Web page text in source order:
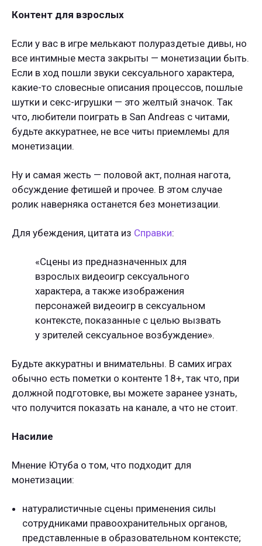
Контент для взрослых
Если у вас в игре мелькают полураздетые дивы, но
все интимные места закрыты — монетизации быть.
Если в ход пошли звуки сексуального характера,
какие-то словесные описания процессов, пошлые
шутки и секс-игрушки — это желтый значок. Так
что, любители поиграть в San Andreas с читами,
будьте аккуратнее, не все читы приемлемы для
монетизации.
Ну и самая жесть — половой акт, полная нагота,
обсуждение фетишей и прочее. В этом случае
ролик наверняка останется без монетизации.
Для убеждения, цитата из Справки:
«Сцены из предназначенных для
взрослых видеоигр сексуального
характера, а также изображения
персонажей видеоигр в сексуальном
контексте, показанные с целью вызвать
у зрителей сексуальное возбуждение».
Будьте аккуратны и внимательны. В самих играх
обычно есть пометки о контенте 18+, так что, при
должной подготовке, вы можете заранее узнать,
что получится показать на канале, а что не стоит.
Насилие
Мнение Ютуба о том, что подходит для
монетизации:
натуралистичные сцены применения силы
сотрудниками правоохранительных органов,
представленные в образовательном контексте;